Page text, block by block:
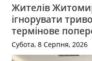
Жителів
ігнорувати
термінове
Субота, 8 Серпня, 2026